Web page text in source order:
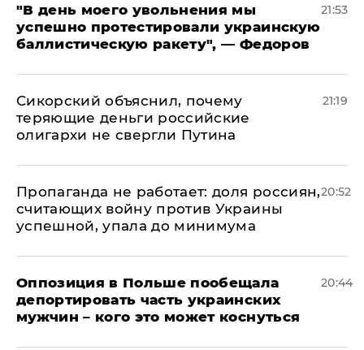
​"В день моего увольнения мы
успешно протестировали украинскую
баллистическую ракету", — Федоров
21:53
Сикорский объяснил, почему
теряющие деньги российские
олигархи не свергли Путина
21:19
​Пропаганда не работает: доля россиян,
считающих войну против Украины
успешной, упала до минимума
20:52
Оппозиция в Польше пообещала
депортировать часть украинских
мужчин – кого это может коснуться
20:44